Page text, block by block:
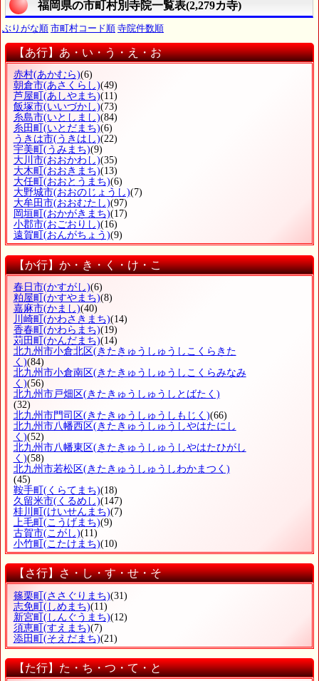
福岡県の市町村別寺院一覧表(2,279カ寺)
ぶりがな順 市町村コード順 寺院件数順
【あ行】あ・い・う・え・お
赤村(あかむら)(6)
朝倉市(あさくらし)(49)
芦屋町 (あしやまち)(11)
飯塚市(いいづかし)(73)
糸島市(いとしまし)(84)
糸田町 (いとだまち)(6)
うきは市(うきはし)(22)
宇美町 (うみまち)(9)
大川市(おおかわし)(35)
大木町 (おおきまち)(13)
大任町 (おおとうまち)(6)
大野城市(おおのじょうし)(7)
大牟田市(おおむたし)(97)
岡垣町 (おかがきまち)(17)
小郡市(おごおりし)(16)
遠賀町 (おんがちょう)(9)
【か行】か・き・く・け・こ
春日市(かすがし)(6)
粕屋町 (かすやまち)(8)
嘉麻市(かまし)(40)
川崎町 (かわさきまち)(14)
香春町 (かわらまち)(19)
苅田町 (かんだまち)(14)
北九州市小倉北区(きたきゅうしゅうしこくらきた
く)(84)
北九州市小倉南区(きたきゅうしゅうしこくらみなみ
く)(56)
北九州市戸畑区(きたきゅうしゅうしとばたく)
(32)
北九州市門司区(きたきゅうしゅうしもじく)(66)
北九州市八幡西区(きたきゅうしゅうしやはたにし
く)(52)
北九州市八幡東区(きたきゅうしゅうしやはたひがし
く)(58)
北九州市若松区(きたきゅうしゅうしわかまつく)
(45)
鞍手町 (くらてまち)(18)
久留米市(くるめし)(147)
桂川町 (けいせんまち)(7)
上毛町 (こうげまち)(9)
古賀市(こがし)(11)
小竹町 (こたけまち)(10)
【さ行】さ・し・す・せ・そ
篠栗町 (ささぐりまち)(31)
志免町 (しめまち)(11)
新宮町 (しんぐうまち)(12)
須恵町 (すえまち)(7)
添田町 (そえだまち)(21)
【た行】た・ち・つ・て・と